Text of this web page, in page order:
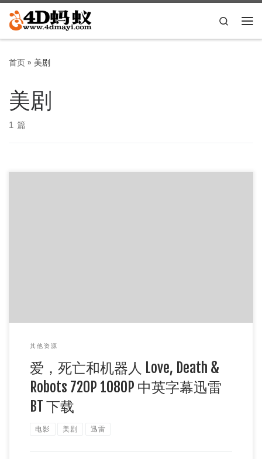
Skip to content
Search
首页» 美剧
美剧
1 篇
其他资源
爱，死亡和机器人 Love, Death &
Robots 720P 1080P 中英字幕迅雷
BT 下载
电影 美剧 迅雷